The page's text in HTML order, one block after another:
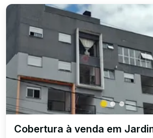
Cobertura à venda em